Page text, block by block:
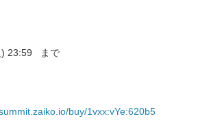
) 23:59 まで
buy/1vxx:vYe:620b5